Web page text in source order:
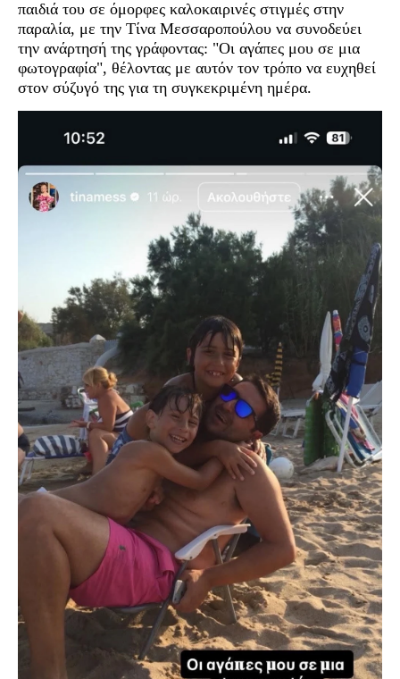
παιδιά του σε όμορφες καλοκαιρινές στιγμές στην
παραλία, με την Τίνα Μεσσαροπούλου να συνοδεύει
την ανάρτησή της γράφοντας: "Οι αγάπες μου σε μια
φωτογραφία", θέλοντας με αυτόν τον τρόπο να ευχηθεί
στον σύζυγό της για τη συγκεκριμένη ημέρα.